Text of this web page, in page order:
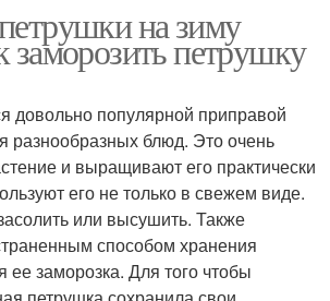
на зиму
заморозить петрушку
довольно популярной приправой
разнообразных блюд. Это очень
и выращивают его практически
его не только в свежем виде.
или высушить. Также
способом хранения
ее заморозка. Для того чтобы